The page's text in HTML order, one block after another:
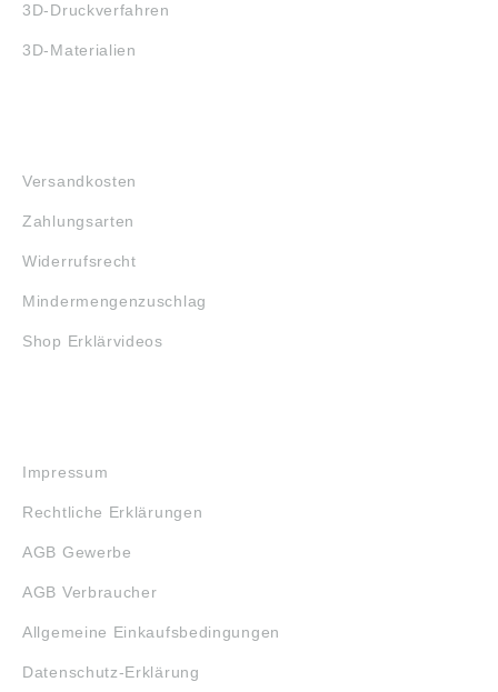
3D-Druckverfahren
3D-Materialien
Versandkosten
Zahlungsarten
Widerrufsrecht
Mindermengenzuschlag
Shop Erklärvideos
Impressum
Rechtliche Erklärungen
AGB Gewerbe
AGB Verbraucher
Allgemeine Einkaufsbedingungen
Datenschutz-Erklärung